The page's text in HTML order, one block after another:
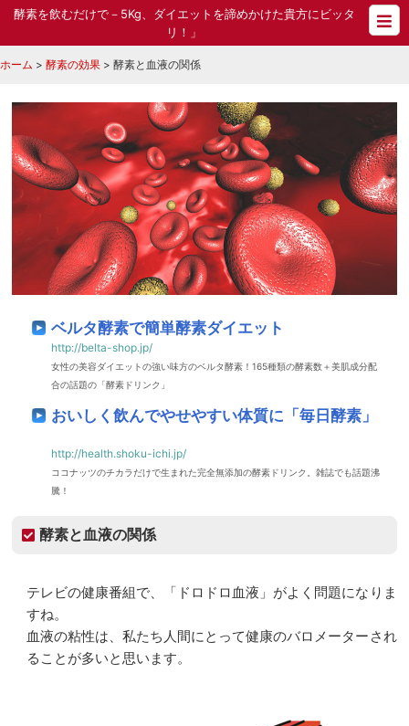
酵素を飲むだけで－5Kg、ダイエットを諦めかけた貴方にビッタ
リ！」
ホーム > 酵素の効果 > 酵素と血液の関係
ベルタ酵素で簡単酵素ダイエット
http://belta-shop.jp/
女性の美容ダイエットの強い味方のベルタ酵素！165種類の酵素数＋美肌成分配
合の話題の「酵素ドリンク」
おいしく飲んでやせやすい体質に「毎日酵素」
http://health.shoku-ichi.jp/
ココナッツのチカラだけで生まれた完全無添加の酵素ドリンク。雑誌でも話題沸
騰！
酵素と血液の関係
テレビの健康番組で、「ドロドロ血液」がよく問題になりま
すね。
血液の粘性は、私たち人間にとって健康のバロメーターされ
ることが多いと思います。